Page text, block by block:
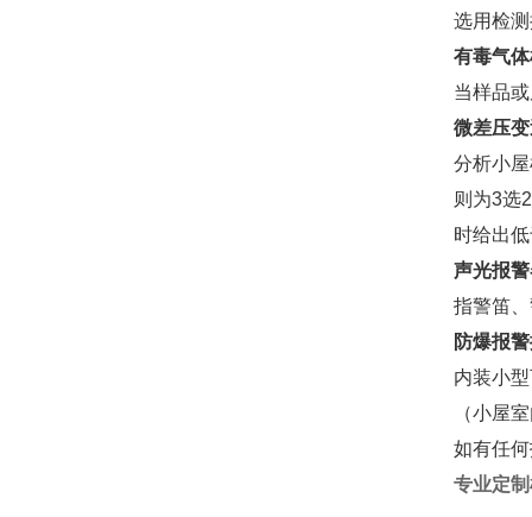
选用检
有毒气
当样品
微差压
分析小
则为3选
时给出
声光报
指警笛
防爆报
内装小
（小屋
如有任
专业定